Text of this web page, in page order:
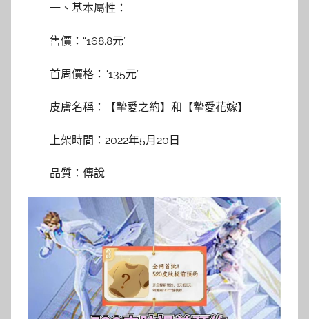
一、基本屬性：
售價：“168.8元”
首周價格：“135元”
皮膚名稱：【摯愛之約】和【摯愛花嫁】
上架時間：2022年5月20日
品質：傳說